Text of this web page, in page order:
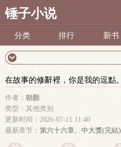
锤子小说
分类 排行 新书
在故事的修辭裡，你是我的逗點。
作者： 朝顏
类型：其他类别
更新时间：2026-07-11 11:40
最新章节： 第六十六章、中大獎(完結)